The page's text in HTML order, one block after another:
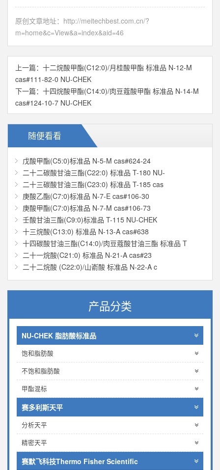
原创文章地址： http://meitechbest.com.cn/?
m=home&c=View&a=index&aid=46
上一篇： 十二烷酸甲酯(C12:0)/月桂酸甲酯 标准品 N-12-M
cas#111-82-0 NU-CHEK
下一篇： 十四烷酸甲酯(C14:0)/肉豆蔻酸甲酯 标准品 N-14-M
cas#124-10-7 NU-CHEK
随便看看
戊酸甲酯(C5:0)标准品 N-5-M cas#624-24
二十二碳酸甘油三酯(C22:0) 标准品 T-180 NU-
二十三碳酸甘油三酯(C23:0) 标准品 T-185 cas
庚酸乙酯(C7:0)标准品 N-7-E cas#106-30
庚酸甲酯(C7:0)标准品 N-7-M cas#106-73
壬酸甘油三酯(C9:0)标准品 T-115 NU-CHEK
十三烷酸(C13:0) 标准品 N-13-A cas#638
十四碳酸甘油三酯(C14:0)/肉豆蔻酸甘油三酯 标准品 T
二十一烷酸(C21:0) 标准品 N-21-A cas#23
二十二烷酸 (C22:0)/山嵛酸 标准品 N-22-A c
产品分类
NU-CHEK 脂肪酸标准品
饱和脂肪酸
不饱和脂肪酸
甲酯混标
赛多利斯天平
分析天平
精密天平
赛默飞科技Thermo Fisher Scientific